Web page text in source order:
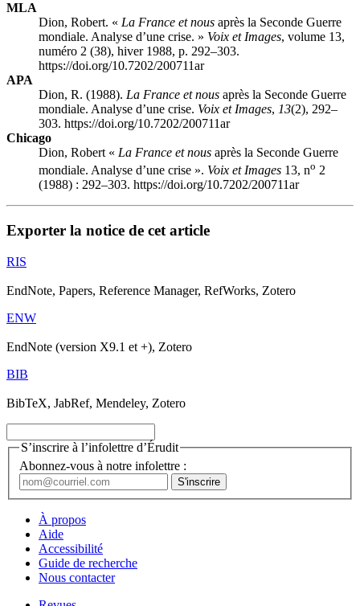
MLA
Dion, Robert. « La France et nous après la Seconde Guerre
mondiale. Analyse d’une crise. » Voix et Images, volume 13,
numéro 2 (38), hiver 1988, p. 292–303.
https://doi.org/10.7202/200711ar
APA
Dion, R. (1988). La France et nous après la Seconde Guerre
mondiale. Analyse d’une crise. Voix et Images, 13(2), 292–
303. https://doi.org/10.7202/200711ar
Chicago
Dion, Robert « La France et nous après la Seconde Guerre
mondiale. Analyse d’une crise ». Voix et Images 13, no 2
(1988) : 292–303. https://doi.org/10.7202/200711ar
Exporter la notice de cet article
RIS
EndNote, Papers, Reference Manager, RefWorks, Zotero
ENW
EndNote (version X9.1 et +), Zotero
BIB
BibTeX, JabRef, Mendeley, Zotero
S’inscrire à l’infolettre d’Érudit
Abonnez-vous à notre infolettre :
À propos
Aide
Accessibilité
Guide de recherche
Nous contacter